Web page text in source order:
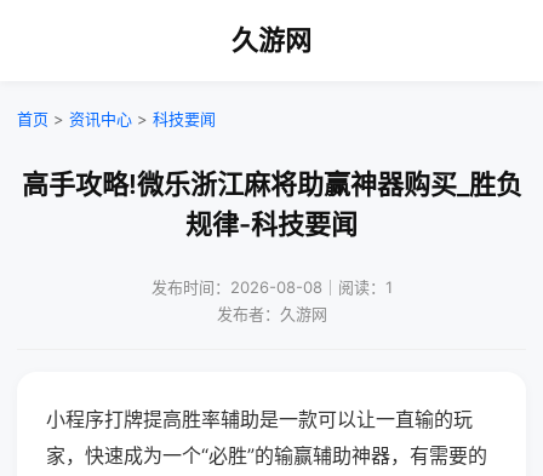
久游网
首页 > 资讯中心 > 科技要闻
高手攻略!微乐浙江麻将助赢神器购买_胜负
规律-科技要闻
发布时间：2026-08-08｜阅读：1
发布者：久游网
小程序打牌提高胜率辅助是一款可以让一直输的玩
家，快速成为一个“必胜”的输赢辅助神器，有需要的